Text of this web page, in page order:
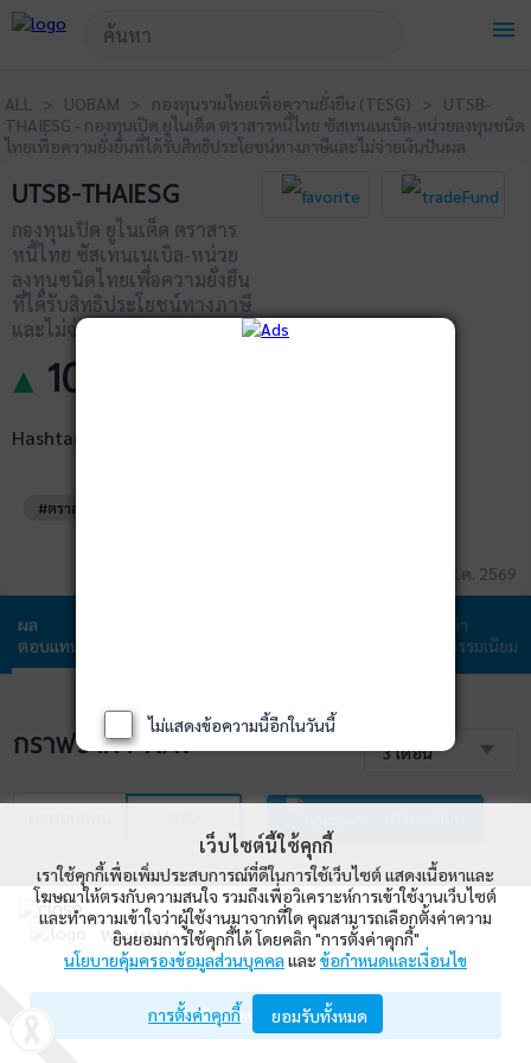
menu
ALL > UOBAM > กองทุนรวมไทยเพื่อความยั่งยืน (TESG) > UTSB-
THAIESG - กองทุนเปิด ยูไนเต็ด ตราสารหนี้ไทย ซัสเทนเนเบิล-หน่วยลงทุนชนิด
ไทยเพื่อความยั่งยืนที่ได้รับสิทธิประโยชน์ทางภาษีและไม่จ่ายเงินปันผล
UTSB-THAIESG
กองทุนเปิด ยูไนเต็ด ตราสาร
หนี้ไทย ซัสเทนเนเบิล-หน่วย
ลงทุนชนิดไทยเพื่อความยั่งยืน
ที่ได้รับสิทธิประโยชน์ทางภาษี
และไม่จ่ายเงินปันผล
▲ 10.2248
Hashtags
#ตราสารหนี้ไทย
ข้อมูล ณ วันที่ 06 ส.ค. 2569
ผล
ตอบแทน
ค่า
ธรรมเนียม
กราฟราคา NAV 3 เดือน
WealthMagik
Wealth Management System Limited
เปิดด้วยแอป WealthMagik
!-- Start Advertise -->
ไม่แสดงข้อความนี้อีกในวันนี้
เว็บไซต์นี้ใช้คุกกี้
เราใช้คุกกี้เพื่อเพิ่มประสบการณ์ที่ดีในการใช้เว็บไซต์ แสดงเนื้อหาและ
โฆษณาให้ตรงกับความสนใจ รวมถึงเพื่อวิเคราะห์การเข้าใช้งานเว็บไซต์
และทำความเข้าใจว่าผู้ใช้งานมาจากที่ใด คุณสามารถเลือกตั้งค่าความ
ยินยอมการใช้คุกกี้ได้ โดยคลิก "การตั้งค่าคุกกี้"
นโยบายคุ้มครองข้อมูลส่วนบุคคลและ ข้อกำหนดและเงื่อนไข
การตั้งค่าคุกกี้ ยอมรับทั้งหมด